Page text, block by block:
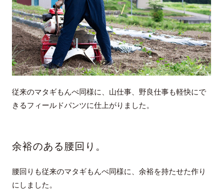
従来のマタギもんぺ同様に、山仕事、野良仕事も軽快にで
きるフィールドパンツに仕上がりました。
余裕のある腰回り。
腰回りも従来のマタギもんぺ同様に、余裕を持たせた作り
にしました。